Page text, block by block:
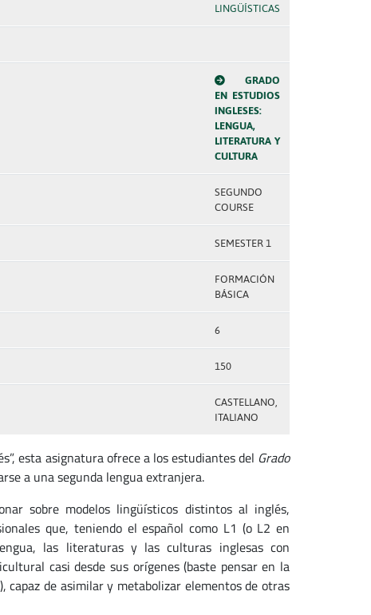
LINGÜÍSTICAS
GRADO
EN ESTUDIOS
INGLESES:
LENGUA,
LITERATURA Y
CULTURA
SEGUNDO
COURSE
SEMESTER 1
FORMACIÓN
BÁSICA
6
150
CASTELLANO,
ITALIANO
esta asignatura ofrece a los estudiantes del Grado
a una segunda lengua extranjera.
sobre modelos lingüísticos distintos al inglés,
que, teniendo el español como L1 (o L2 en
las literaturas y las culturas inglesas con
casi desde sus orígenes (baste pensar en la
de asimilar y metabolizar elementos de otras